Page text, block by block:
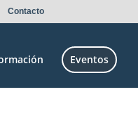
Contacto
Eventos